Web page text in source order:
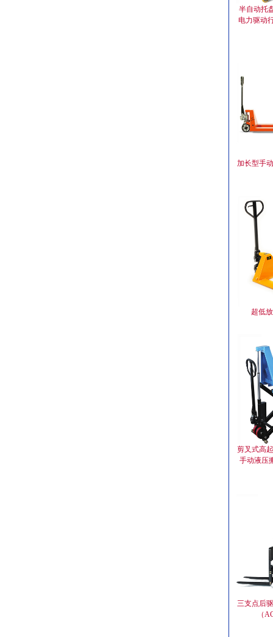
半自动托
电力驱动
加长型手
超低
剪叉式高
手动液压
三支点后
（